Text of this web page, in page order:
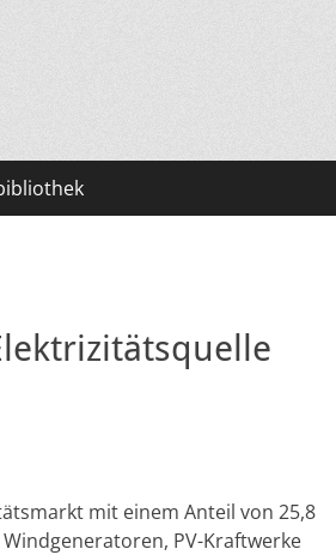
mit einem Anteil von 25,8
PV-Kraftwerke